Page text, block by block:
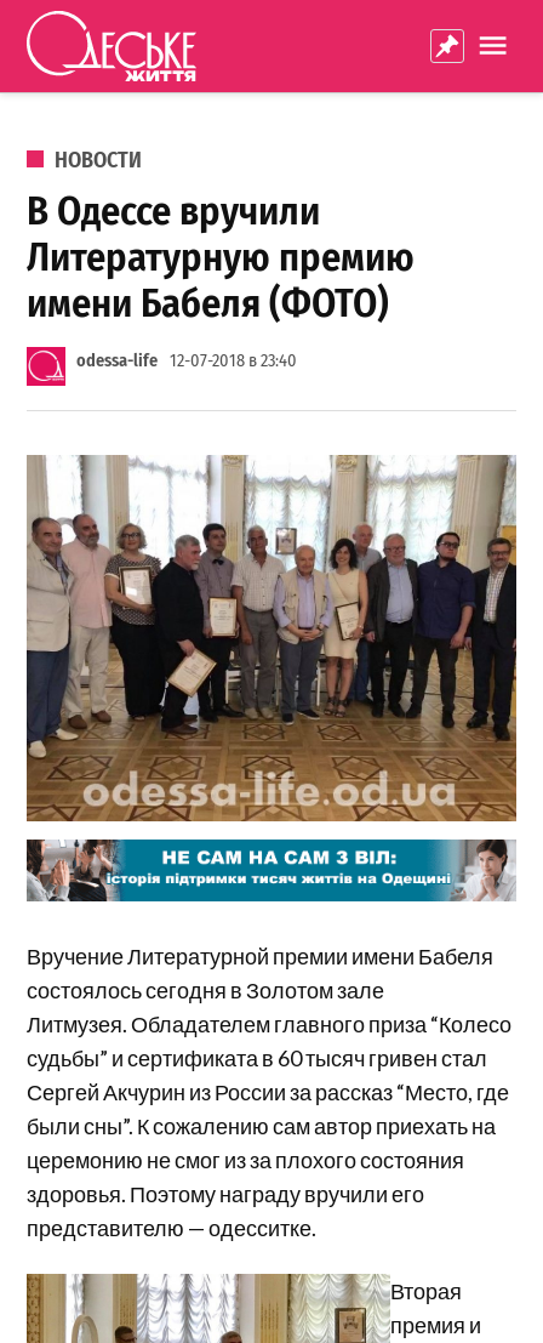
Перейти к содержанию
життя
ОПУБЛИКОВАНО В
НОВОСТИ
В Одессе вручили
Литературную премию
имени Бабеля (ФОТО)
odessa-life 12-07-2018 в 23:40
Вручение Литературной премии имени Бабеля
состоялось сегодня в Золотом зале
Литмузея. Обладателем главного приза “Колесо
судьбы” и сертификата в 60 тысяч гривен стал
Сергей Акчурин из России за рассказ “Место, где
были сны”. К сожалению сам автор приехать на
церемонию не смог из за плохого состояния
здоровья. Поэтому награду вручили его
представителю — одесситке.
Вторая
премия и